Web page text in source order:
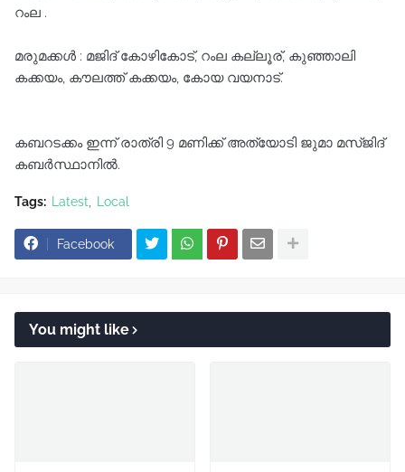
റംല .
മരുമക്കൾ : മജിദ് കോഴികോട്, റംല കല്ലൂര്, കുഞ്ഞാലി
കക്കയം, കൗലത്ത് കക്കയം, കോയ വയനാട്.
കബറടക്കം ഇന്ന് രാത്രി 9 മണിക്ക് അത്യോടി ജുമാ മസ്ജിദ്
കബർസ്ഥാനിൽ.
Tags: Latest Local
Facebook
You might like